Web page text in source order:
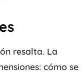
resalta. La
cómo se